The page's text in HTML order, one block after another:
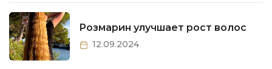
Розмарин улучшает рост волос
12.09.2024